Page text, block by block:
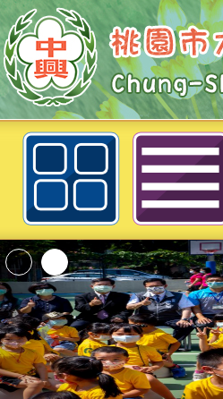
轉知:桃園市政府
邀請卡-桃園市大
「2026